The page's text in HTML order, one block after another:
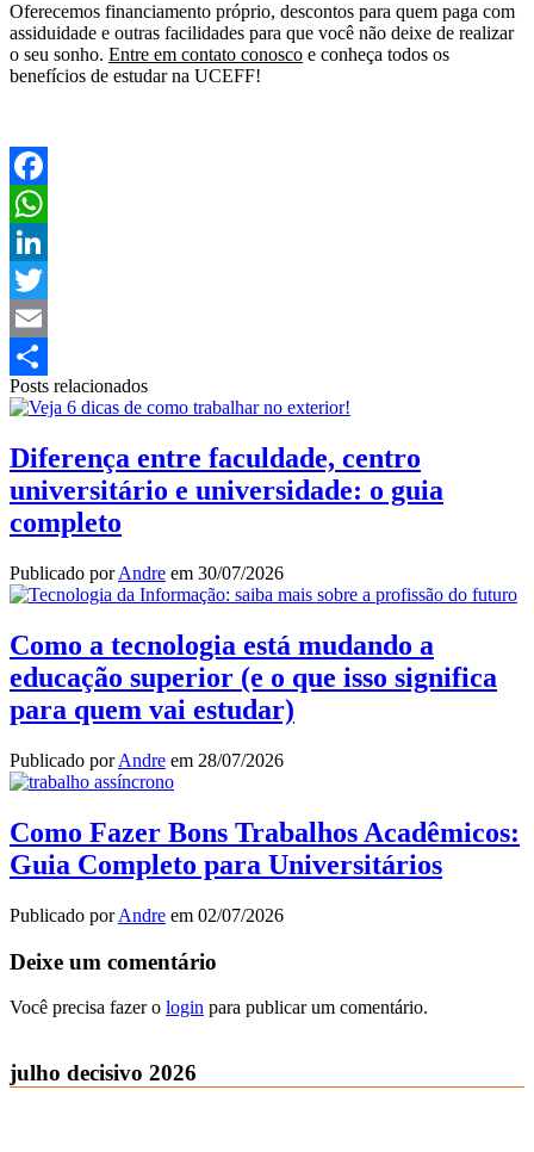
Oferecemos financiamento próprio, descontos para quem paga com
assiduidade e outras facilidades para que você não deixe de realizar
o seu sonho. Entre em contato conosco e conheça todos os
benefícios de estudar na UCEFF!
Facebook
WhatsApp
LinkedIn
Twitter
Email
Share
Posts relacionados
Diferença entre faculdade, centro
universitário e universidade: o guia
completo
Publicado porAndre em 30/07/2026
Como a tecnologia está mudando a
educação superior (e o que isso significa
para quem vai estudar)
Publicado porAndre em 28/07/2026
Como Fazer Bons Trabalhos Acadêmicos:
Guia Completo para Universitários
Publicado porAndre em 02/07/2026
Deixe um comentário
Você precisa fazer o login para publicar um comentário.
julho decisivo 2026